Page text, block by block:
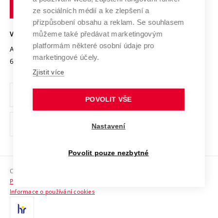
Open Science
Projekty
Projekty ze strukturálních fondů
Specifický výzkum
Mezinárodní dohody
Univerzitní sítě
Podnikavá univerzita / ContriBUTe
Bezpečná univerzita
Vyznamenání
Organizační struktura
Ochrana osobních údajů
odkaz)
Sociální bezpečí
HR Award
Kontakty
technické
VYSOKÉ UČENÍ TECHNICKÉ V BRNĚ
Antonínská 548/1
602 00 Brno
www.vut.cz
vut@vutbr.cz
Copyright © 2026 VUT
Prohlášení o přístupnosti
Informace o používání cookies
ze sociálních médií a ke zlepšení a
přizpůsobení obsahu a reklam. Se souhlasem
můžeme také předávat marketingovým
platformám některé osobní údaje pro
marketingové účely.
Zjistit více
POVOLIT VŠE
Nastavení
Povolit pouze nezbytné